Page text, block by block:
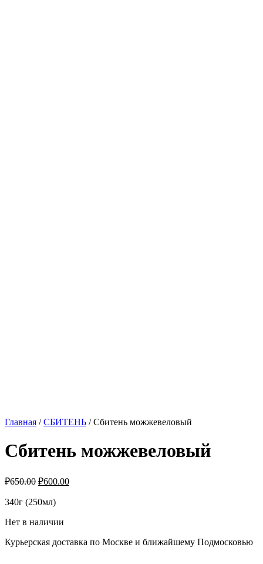
Главная /СБИТЕНЬ / Сбитень можжевеловый
Сбитень можжевеловый
₽650.00 ₽600.00
340г (250мл)
Нет в наличии
Курьерская доставка по Москве и ближайшему Подмосковью